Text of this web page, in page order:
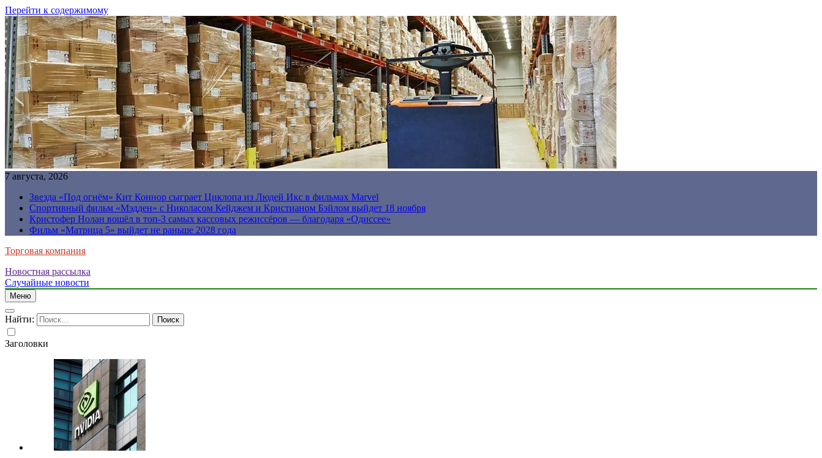
Перейти к содержимому
7 августа, 2026
Звезда «Под огнём» Кит Коннор сыграет Циклопа из Людей Икс в фильмах Marvel
Спортивный фильм «Мэдден» с Николасом Кейджем и Кристианом Бэйлом выйдет 18 ноября
Кристофер Нолан вошёл в топ-3 самых кассовых режиссёров — благодаря «Одиссее»
Фильм «Матрица 5» выйдет не раньше 2028 года
Торговая компания
Новостная рассылка
Случайные новости
Меню
Найти:
Заголовки